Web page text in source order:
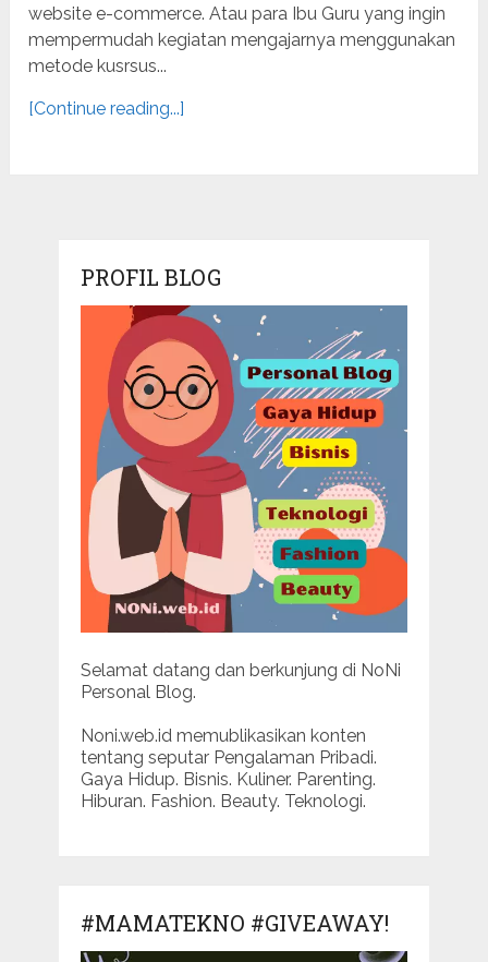
website e-commerce. Atau para Ibu Guru yang ingin
mempermudah kegiatan mengajarnya menggunakan
metode kusrsus...
[Continue reading...]
PROFIL BLOG
Selamat datang dan berkunjung di NoNi
Personal Blog.
Noni.web.id memublikasikan konten
tentang seputar Pengalaman Pribadi.
Gaya Hidup. Bisnis. Kuliner. Parenting.
Hiburan. Fashion. Beauty. Teknologi.
#MAMATEKNO #GIVEAWAY!